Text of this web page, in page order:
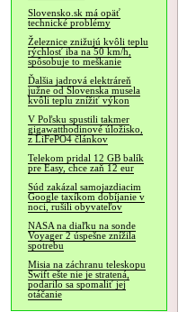
Slovensko.sk má opäť
technické problémy
Železnice znižujú kvôli teplu
rýchlosť iba na 50 km/h,
spôsobuje to meškanie
Ďalšia jadrová elektráreň
južne od Slovenska musela
kvôli teplu znížiť výkon
V Poľsku spustili takmer
gigawatthodinové úložisko,
z LiFePO4 článkov
Telekom pridal 12 GB balík
pre Easy, chce zaň 12 eur
Súd zakázal samojazdiacim
Google taxíkom dobíjanie v
noci, rušili obyvateľov
NASA na diaľku na sonde
Voyager 2 úspešne znížila
spotrebu
Misia na záchranu teleskopu
Swift ešte nie je stratená,
podarilo sa spomaliť jej
otáčanie